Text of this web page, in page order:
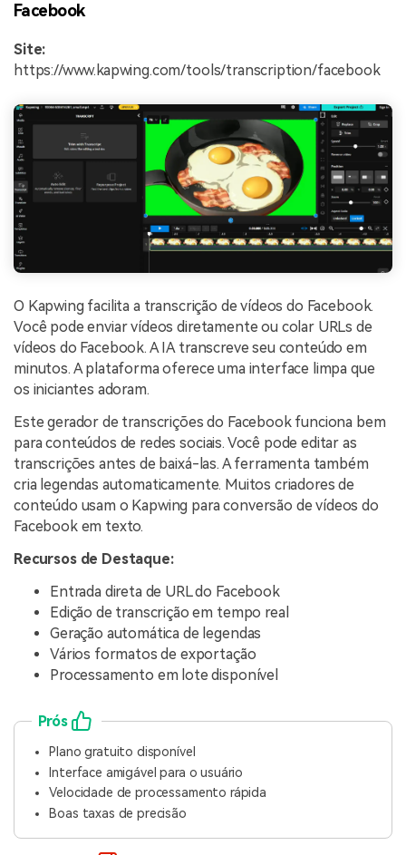
Facebook
Site:
https://www.kapwing.com/tools/transcription/facebook
O Kapwing facilita a transcrição de vídeos do Facebook.
Você pode enviar vídeos diretamente ou colar URLs de
vídeos do Facebook. A IA transcreve seu conteúdo em
minutos. A plataforma oferece uma interface limpa que
os iniciantes adoram.
Este gerador de transcrições do Facebook funciona bem
para conteúdos de redes sociais. Você pode editar as
transcrições antes de baixá-las. A ferramenta também
cria legendas automaticamente. Muitos criadores de
conteúdo usam o Kapwing para conversão de vídeos do
Facebook em texto.
Recursos de Destaque:
Entrada direta de URL do Facebook
Edição de transcrição em tempo real
Geração automática de legendas
Vários formatos de exportação
Processamento em lote disponível
Prós
Plano gratuito disponível
Interface amigável para o usuário
Velocidade de processamento rápida
Boas taxas de precisão